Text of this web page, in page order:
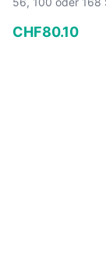
CHF80.10